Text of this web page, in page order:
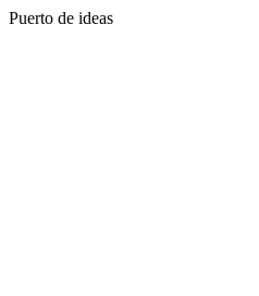
Puerto de ideas